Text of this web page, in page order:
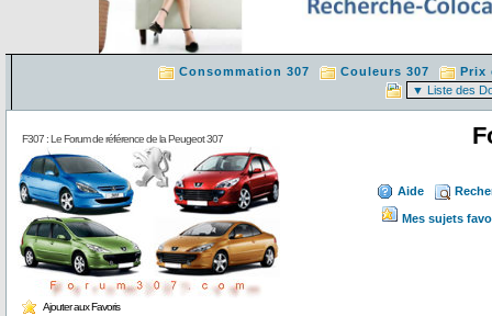
Consommation 307 Couleurs 307 Prix
F307 : Le Forum de référence de la Peugeot 307
Ajouter aux Favoris
Aide
Mes sujets